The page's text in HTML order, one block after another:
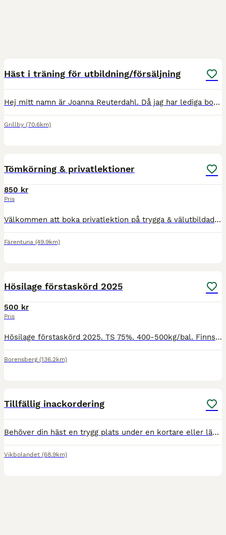
Häst i träning för utbildning/försäljning
Hej mitt namn är Joanna Reuterdahl. Då jag har lediga boxplatser efter att precis flyttat hem från Skåne så har jag möjlighet att ta emot en häst för träning igen. Allt är välkommet, utbildning/tillri
Grillby (70.6km)
Tömkörning & privatlektioner
850 kr
Pris
Välkommen att boka privatlektion på trygga & välutbildade hästar., även du med egen häst är välkommen hit över dagen eller om du/ni vill övernatta och rida flera dagar. Nära till bad & mysiga caféer,
Färentuna (49.9km)
Hösilage förstaskörd 2025
500 kr
Pris
Hösilage förstaskörd 2025. TS 75%. 400-500kg/bal. Finns i Borensberg. 500kr/bal. Snabb avhämtning prioriteras, kan vara behjälplig med lastning.
Borensberg (136.2km)
Tillfällig inackordering
Behöver din häst en trygg plats under en kortare eller längre period? Vi erbjuder tillfällig inackordering för hästar vars ägare exempelvis ska resa bort, behöver avlastning under en period eller öns
Vikbolandet (68.9km)